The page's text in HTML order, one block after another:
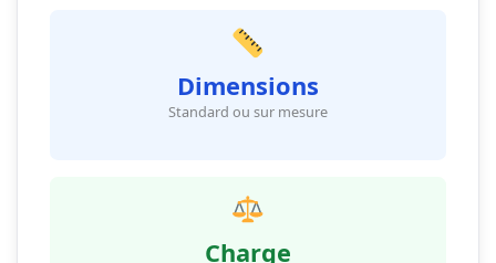
Dimensions
Standard ou sur mesure
Charge